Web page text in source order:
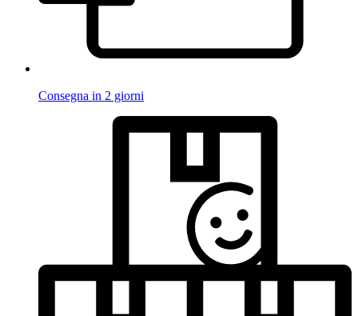
Consegna in 2 giorni